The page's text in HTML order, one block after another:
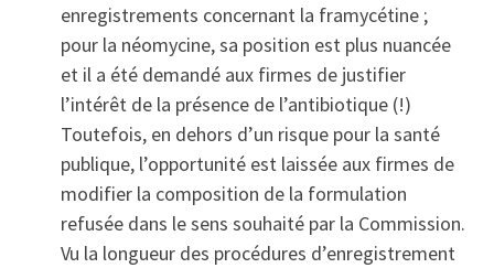
enregistrements concernant la framycétine ;
pour la néomycine, sa position est plus nuancée
et il a été demandé aux firmes de justifier
l’intérêt de la présence de l’antibiotique (!)
Toutefois, en dehors d’un risque pour la santé
publique, l’opportunité est laissée aux firmes de
modifier la composition de la formulation
refusée dans le sens souhaité par la Commission.
Vu la longueur des procédures d’enregistrement